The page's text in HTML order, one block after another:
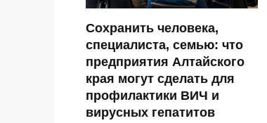
Сохранить человека,
специалиста, семью: что
предприятия Алтайского
края могут сделать для
профилактики ВИЧ и
вирусных гепатитов